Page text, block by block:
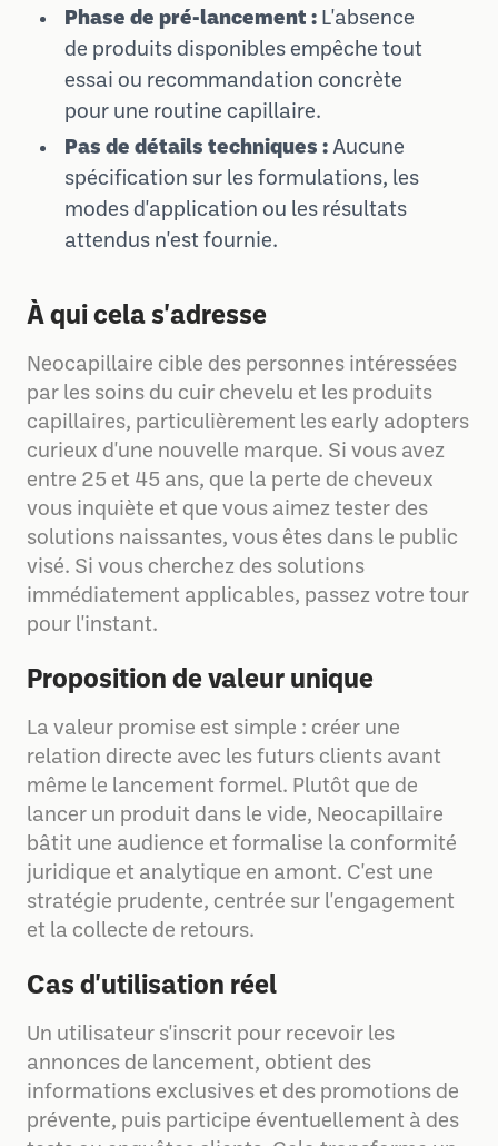
Phase de pré-lancement : L'absence
de produits disponibles empêche tout
essai ou recommandation concrète
pour une routine capillaire.
Pas de détails techniques : Aucune
spécification sur les formulations, les
modes d'application ou les résultats
attendus n'est fournie.
À qui cela s'adresse
Neocapillaire cible des personnes intéressées
par les soins du cuir chevelu et les produits
capillaires, particulièrement les early adopters
curieux d'une nouvelle marque. Si vous avez
entre 25 et 45 ans, que la perte de cheveux
vous inquiète et que vous aimez tester des
solutions naissantes, vous êtes dans le public
visé. Si vous cherchez des solutions
immédiatement applicables, passez votre tour
pour l'instant.
Proposition de valeur unique
La valeur promise est simple : créer une
relation directe avec les futurs clients avant
même le lancement formel. Plutôt que de
lancer un produit dans le vide, Neocapillaire
bâtit une audience et formalise la conformité
juridique et analytique en amont. C'est une
stratégie prudente, centrée sur l'engagement
et la collecte de retours.
Cas d'utilisation réel
Un utilisateur s'inscrit pour recevoir les
annonces de lancement, obtient des
informations exclusives et des promotions de
prévente, puis participe éventuellement à des